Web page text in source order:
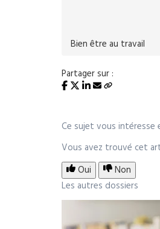
Bien être au travail
Partager sur :
Ce sujet vous intéresse
Vous avez trouvé cet
Oui
Non
Les autres dossiers